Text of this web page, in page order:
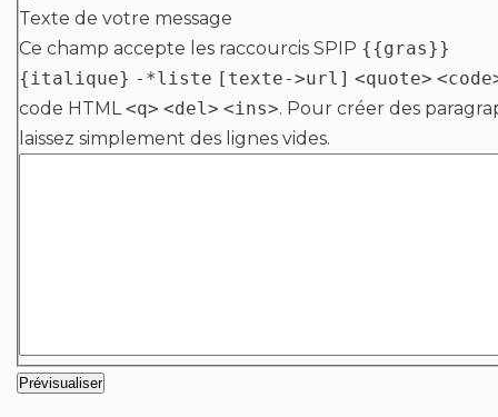
Texte de votre message
Ce champ accepte les raccourcis SPIP {{gras}}
{italique} -*liste [texte->url] <quote>
code HTML<q> <del> <ins>. Pour créer des
laissez simplement des lignes vides.